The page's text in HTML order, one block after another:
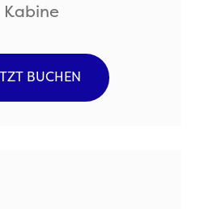
Kabine
BUCHEN